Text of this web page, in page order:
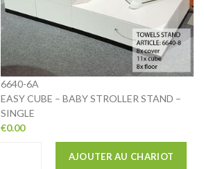
6640-6A
EASY CUBE – BABY STROLLER STAND –
SINGLE
€0.00
AJOUTER AU CHARIOT